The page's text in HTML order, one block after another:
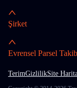
Şirket
Evrensel Parsel
TerimGizlilikSite